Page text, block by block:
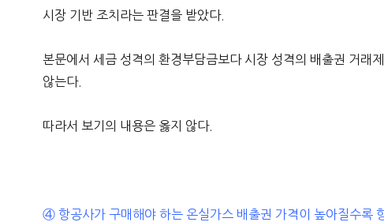
시장 기반 조치라는 판결을 받았다.
본문에서 세금 성격의 환경부담금보다 시장 성격의 배출권 거래
않는다.
따라서 보기의 내용은 옳지 않다.
④ 항공사가 구매해야 하는 온실가스 배출권 가격이 높아질수록